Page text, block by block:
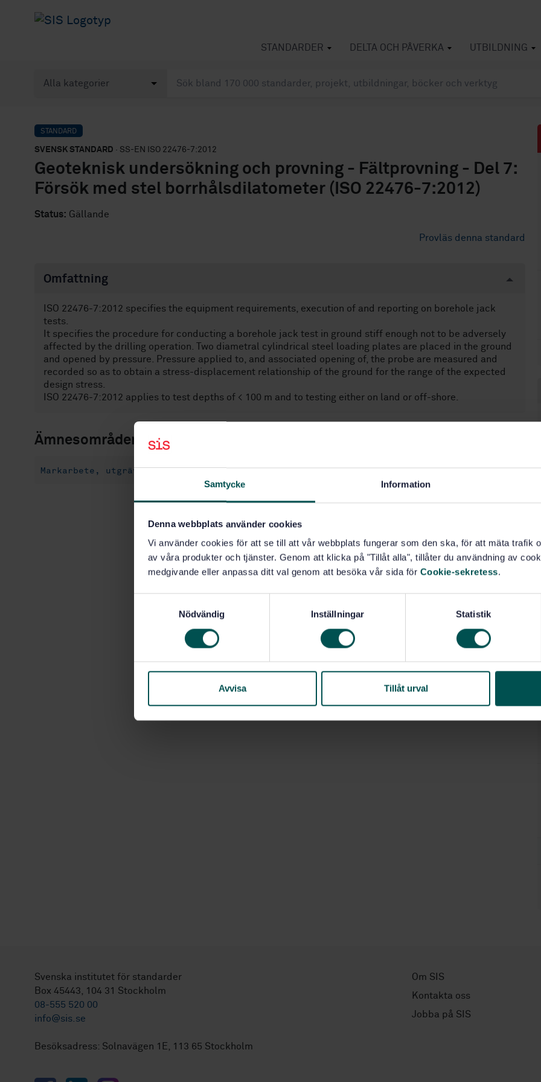
Samtycke Information
Denna webbplats använder cookies
Vi använder cookies för att se till att vår webbplats fungerar som den ska, för att mäta trafik
av våra produkter och tjänster. Genom att klicka på "Tillåt alla", tillåter du användning av
medgivande eller anpassa ditt val genom att besöka vår sida för Cookie-sekretess.
s
Nödvändig Inställningar Statistik
Avvisa Tillåt urval
STANDARDER DELTA OCH PÅVERKA UTBILDNING
STANDARD
SVENSK STANDARD · SS-EN ISO 22476-7:2012
Geoteknisk undersökning och provning - Fältprovning - Del 7:
Försök med stel borrhålsdilatometer (ISO 22476-7:2012)
Status: Gällande
Provläs denna standard
Omfattning
ISO 22476-7:2012 specifies the equipment requirements, execution of and reporting on borehole jack
tests.
It specifies the procedure for conducting a borehole jack test in ground stiff enough not to be adversely
affected by the drilling operation. Two diametral cylindrical steel loading plates are placed in the ground
and opened by pressure. Pressure applied to, and associated opening of, the probe are measured and
recorded so as to obtain a stress-displacement relationship of the ground for the range of the expected
design stress.
ISO 22476-7:2012 applies to test depths of < 100 m and to testing either on land or off-shore.
Ämnesområden
Markarbete, utgrävning, grundläggning, arbete under jord (93.020)
Svenska institutet för standarder
Box 45443, 104 31 Stockholm
08-555 520 00
info@sis.se
Besöksadress: Solnavägen 1E, 113 65 Stockholm
Om SIS
Kontakta oss
Jobba på SIS